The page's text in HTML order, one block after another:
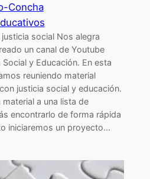
Concha
social Nos alegra
un canal de Youtube
y Educación. En esta
reuniendo material
justicia social y educación.
a una lista de
encontrarlo de forma rápida
iniciaremos un proyecto…